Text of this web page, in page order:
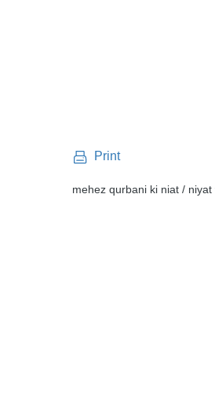
Print
mehez qurbani ki niat /